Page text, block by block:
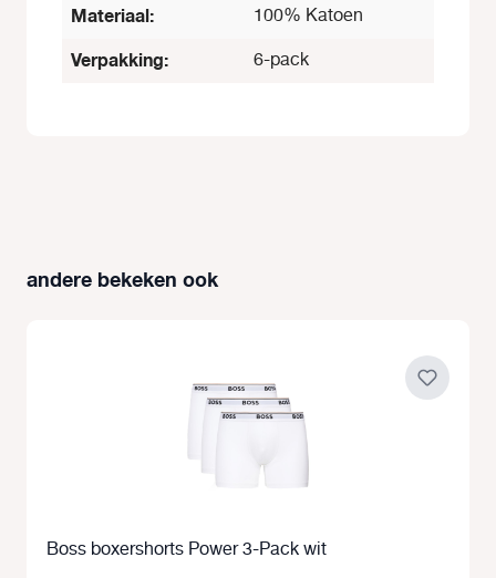
Materiaal: 100% Katoen
Verpakking: 6-pack
Productgalerij overslaan
andere bekeken ook
Boss boxershorts Power 3-Pack wit